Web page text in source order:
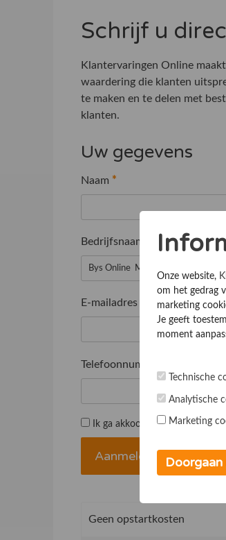
Schrijf u
Klantervaringen Online
waardering die klanten
te maken en te delen met
klanten.
Uw gegevens
Naam *
Bedrijfsnaam
E-mailadres
Telefoonnummer
Ik ga akkoord met de
Geen opstartkosten
Onze website,
om het gedrag
marketing
Je geeft
moment
Technische
Analytische
Marketing